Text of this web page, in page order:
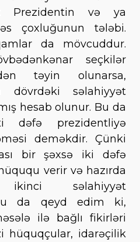
Prezidentin və ya
çoxluğunun tələbi.
da mövcuddur.
seçkilər
təyin olunarsa,
dövrdəki səlahiyyət
hesab olunur. Bu da
dəfə prezidentliyə
deməkdir. Çünki
bir şəxsə iki dəfə
verir və hazırda
səlahiyyət
da qeyd edim ki,
ilə bağlı fikirləri
hüquqçular, idarəçilik